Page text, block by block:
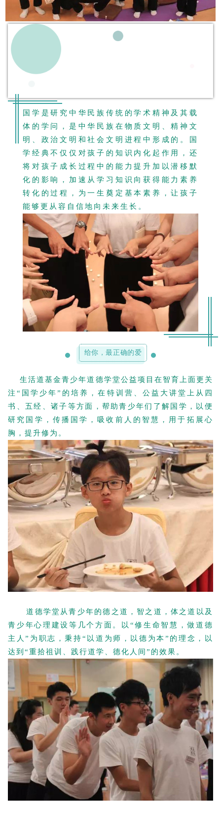
国学是研究中华民族传统的学术精神及其载
体的学问，是中华民族在物质文明、精神文
明、政治文明和社会文明进程中形成的。国
学经典不仅仅对孩子的知识内化起作用，还
将对孩子成长过程中的能力提升加以潜移默
化的影响，加速从学习知识向获得能力素养
转化的过程，为一生奠定基本素养，让孩子
能够更从容自信地向未来生长。
给你，最正确的爱
生活道基金青少年道德学堂公益项目在智育上面更关
注“国学少年”的培养，在特训营、公益大讲堂上从四
书、五经、诸子等方面，帮助青少年们了解国学，以便
研究国学，传播国学，吸收前人的智慧，用于拓展心
胸，提升修为。
道德学堂从青少年的德之道，智之道，体之道以及
青少年心理建设等几个方面。
以“修生命智慧，做道德
主人”为职志，秉持“以道为师，以德为本”的理念，以
达到“重拾祖训、践行道学、德化人间”的效果。